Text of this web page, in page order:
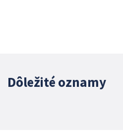
Dôležité oznamy